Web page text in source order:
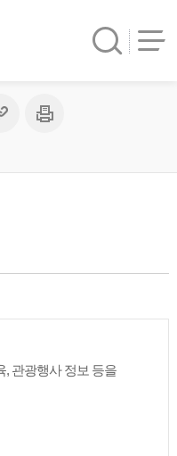
, 관광행사 정보 등을